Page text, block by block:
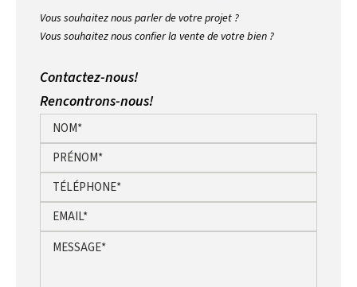
Vous souhaitez nous parler de votre projet ?
Vous souhaitez nous confier la vente de votre bien ?
Contactez-nous!
Rencontrons-nous!